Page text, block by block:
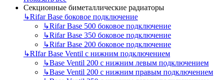
Секционные биметаллические радиаторы
↳Rifar Base боковое подключение
↳Rifar Base 500 боковое подключение
↳Rifar Base 350 боковое подключение
↳Rifar Base 200 боковое подключение
↳RIfar Base Ventil с нижним подключением
↳Base Ventil 200 с нижним левым подключением
↳Base Ventil 200 с нижним правым подключением